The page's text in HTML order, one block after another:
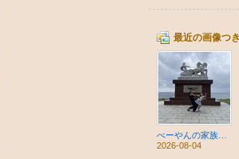
最近の画像つ
2026-08-04